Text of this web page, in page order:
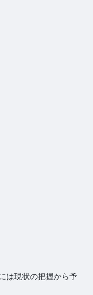
は現状の把握から予